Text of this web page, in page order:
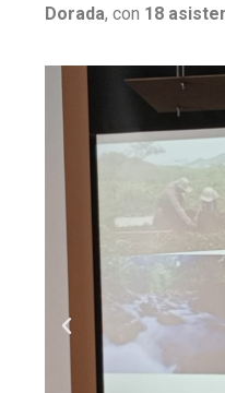
Dorada, con 18